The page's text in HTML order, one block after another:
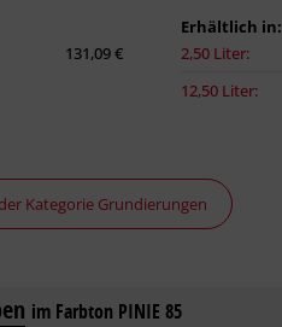
131,09 €
Erhältlich in:
2,50 Liter:
12,50 Liter:
Kategorie Grundierungen
im Farbton PINIE 85